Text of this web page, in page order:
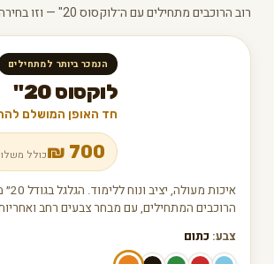
רוב הרוכבים מתחילים עם ה־לוקסוס 20" — וזו בחירה מצוינת.
הנמכר ביותר למתחילים
לוקסוס 20"
חד האופן המושלם
700
₪כולל
איכות
הרוכבים המתחילים, עם מבחר צבעים רחב
צבע: כתום